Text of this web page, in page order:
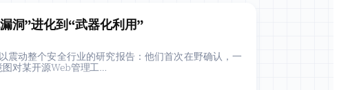
洞”进化到“武器化利用”
震动整个安全行业的研究报告：他们首次在野确认，一
对某开源Web管理工…